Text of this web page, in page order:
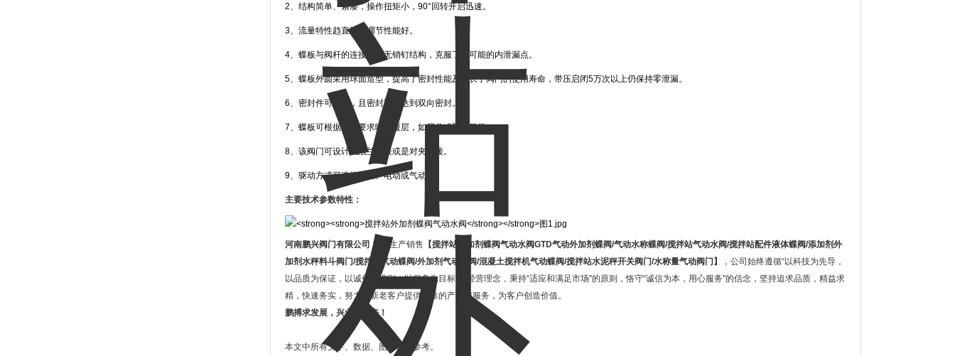
2、结构简单、紧凑，操作扭矩小，90°回转开启迅速。
3、流量特性趋直线，调节性能好。
4、蝶板与阀杆的连接采用无销钉结构，克服了有可能的内泄漏点。
5、蝶板外圆采用球面造型，提高了密封性能及延长了阀门的使用寿命，带压启闭5万次以上仍保持零泄漏。
6、密封件可更换，且密封可靠达到双向密封。
7、蝶板可根据用户要求喷涂覆层，如尼龙或聚四氟类。
8、该阀门可设计成法兰连接或是对夹连接。
9、驱动方式可选择手动、电动或气动。
主要技术参数特性：
河南鹏兴阀门有限公司 主要生产销售 【搅拌站外加剂蝶阀气动水阀GTD气动外加剂蝶阀/气动水称蝶阀/搅拌站气动水阀/搅拌站配件液体蝶阀/添加剂外
加剂水秤料斗阀门/搅拌站气动蝶阀/外加剂气动水阀/混凝土搅拌机气动蝶阀/搅拌站水泥秤开关阀门/水称量气动阀门 】
，公司始终遵循“以科技为先导，
以品质为保证，以诚信为准则，以服务为目标"的经营理念，秉持“适应和满足市场"的原则，恪守“诚信为本，用心服务"的信念，坚持追求品质，精益求
精，快速务实，努力为新老客户提供可靠的产品与服务，为客户创造价值。
鹏搏求发展，兴业创未来！
本文中所有文字、数据、图片仅供参考。